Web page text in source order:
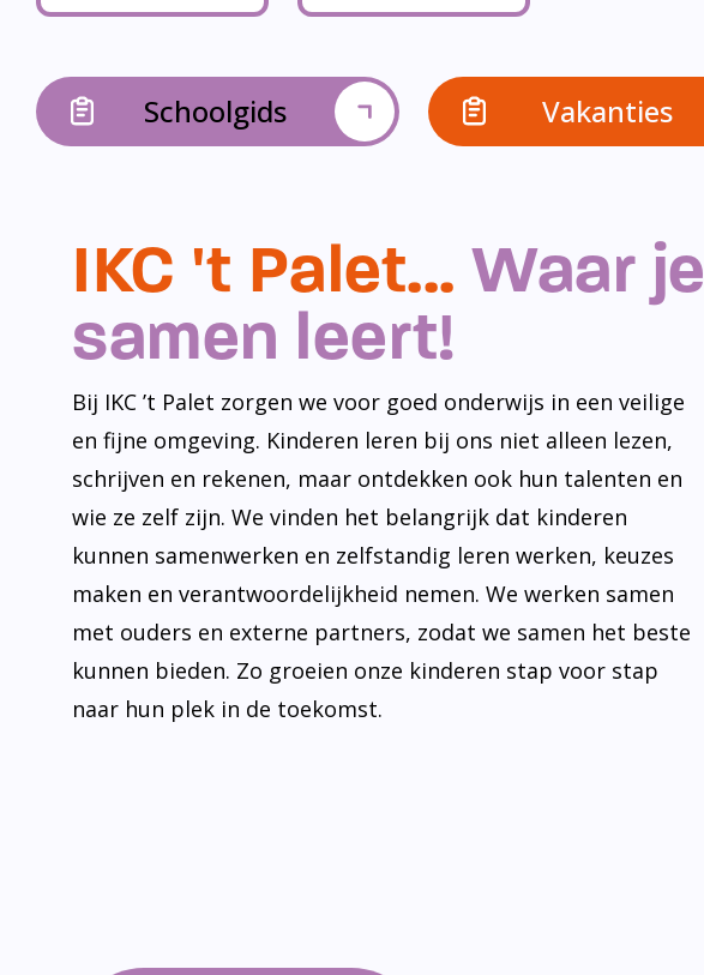
Schoolgids Vakanties
IKC 't Palet... Waar je
samen leert!
Bij IKC ’t Palet zorgen we voor goed onderwijs in een veilige
en fijne omgeving. Kinderen leren bij ons niet alleen lezen,
schrijven en rekenen, maar ontdekken ook hun talenten en
wie ze zelf zijn. We vinden het belangrijk dat kinderen
kunnen samenwerken en zelfstandig leren werken, keuzes
maken en verantwoordelijkheid nemen. We werken samen
met ouders en externe partners, zodat we samen het beste
kunnen bieden. Zo groeien onze kinderen stap voor stap
naar hun plek in de toekomst.